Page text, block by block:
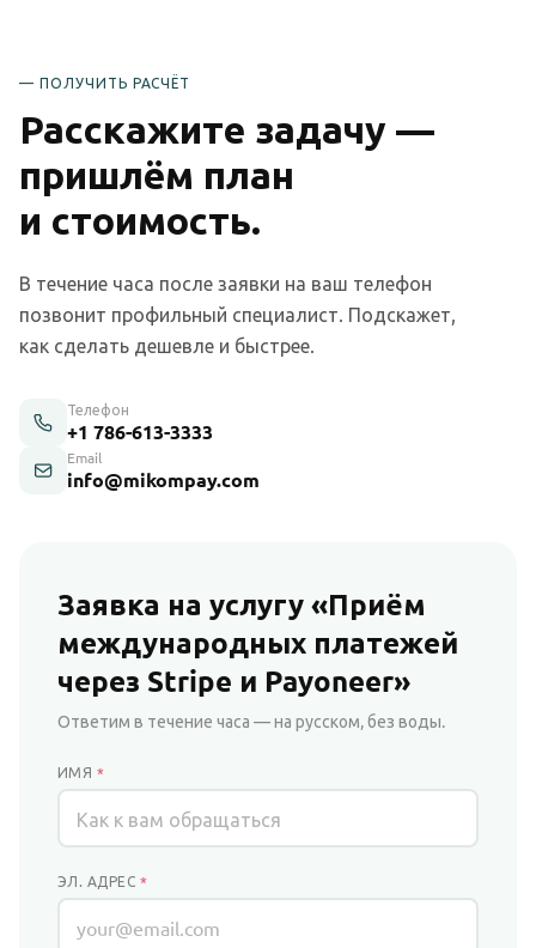
— ПОЛУЧИТЬ РАСЧЁТ
Расскажите задачу —
пришлём план
и стоимость.
В течение часа после заявки на ваш телефон
позвонит профильный специалист. Подскажет,
как сделать дешевле и быстрее.
Телефон
+1 786-613-3333
Email
info@mikompay.com
Заявка на услугу «Приём
международных платежей
через Stripe и Payoneer»
Ответим в течение часа — на русском, без воды.
ИМЯ *
ЭЛ. АДРЕС *